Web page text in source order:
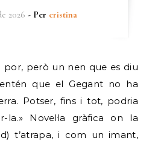
2026 - Per cristina
que el Gegant no ha
Potser, fins i tot, podria
la.» Novel·la gràfica on la
t’atrapa, i com un imant,